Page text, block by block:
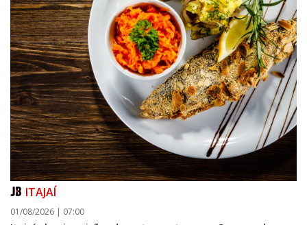
ITAJAÍ
01/08/2026 | 07:00